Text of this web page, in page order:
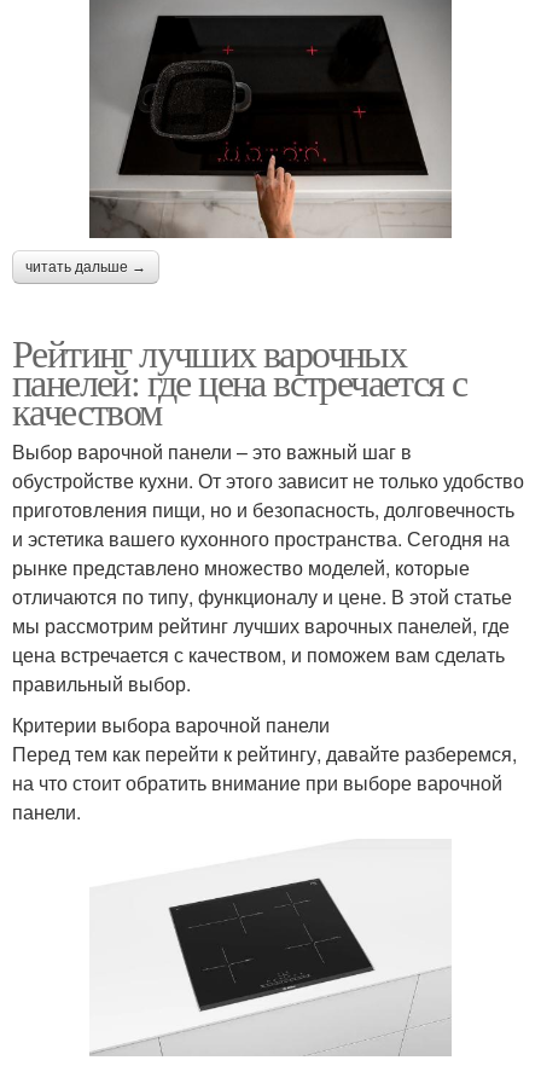
читать дальше →
Рейтинг лучших варочных
панелей: где цена встречается с
качеством
Выбор варочной панели – это важный шаг в
обустройстве кухни. От этого зависит не только удобство
приготовления пищи, но и безопасность, долговечность
и эстетика вашего кухонного пространства. Сегодня на
рынке представлено множество моделей, которые
отличаются по типу, функционалу и цене. В этой статье
мы рассмотрим рейтинг лучших варочных панелей, где
цена встречается с качеством, и поможем вам сделать
правильный выбор.
Критерии выбора варочной панели
Перед тем как перейти к рейтингу, давайте разберемся,
на что стоит обратить внимание при выборе варочной
панели.